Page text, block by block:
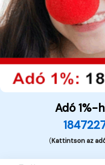
Adó 1%-
(Kattintson az